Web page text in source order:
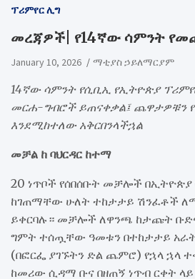
ፕሪምየር ሊግ
መረጃዎች| የ14ኛው ሳምንት
January 10, 2026 ማቲያስ ኃይለማርያም
14ኛው ሳምንት የሲቢኢ የኢትዮጵያ
መርሐ-ግብሮች ይጠናቀቃል፤ ጨዋታዎቹን
እንደሚከተለው አቅርበንላችኋል
መቻል ከ ባህርዳር ከተማ
20 ነጥቦች የሰበሰቡት መቻሎች በኢትዮጵያ
ከገጠማቸው ሁለት ተከታታይ ሽንፈቶች
ይቀርባሉ። መቻሎች ለዋንጫ ከታጩት
ግምት ተሰጧቸው ዓመቱን በተከታታይ
(በፎርፌ ያገኙትን ድል ጨምሮ) የኋላ ኋላ
ከመሪው ሲዳማ ቡና በዘጠኝ ነጥብ ርቀት